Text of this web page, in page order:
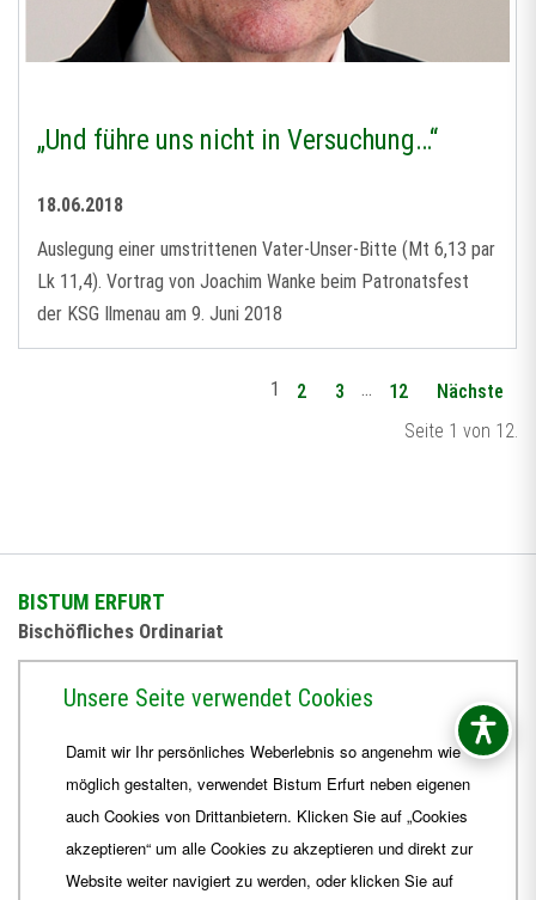
„Und führe uns nicht in Versuchung…“
18.06.2018
Auslegung einer umstrittenen Vater-Unser-Bitte (Mt 6,13 par
Lk 11,4). Vortrag von Joachim Wanke beim Patronatsfest
der KSG Ilmenau am 9. Juni 2018
Seite 1 von 12.
1 2 3 … 12 Nächste
BISTUM ERFURT
Bischöfliches Ordinariat
+49 361 6572-444
ordinariat Bistum-Erfurt.de
Unsere Seite verwendet Cookies
Damit wir Ihr persönliches Weberlebnis so angenehm wie
möglich gestalten, verwendet Bistum Erfurt neben eigenen
auch Cookies von Drittanbietern. Klicken Sie auf „Cookies
akzeptieren“ um alle Cookies zu akzeptieren und direkt zur
Website weiter navigiert zu werden, oder klicken Sie auf